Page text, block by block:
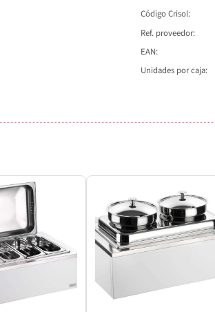
Código Crisol
Ref. proveedor
EAN
Unidades por caja